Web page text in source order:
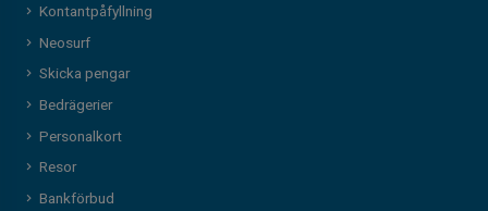
Kontantpåfyllning
Neosurf
Skicka pengar
Bedrägerier
Personalkort
Resor
Bankförbud